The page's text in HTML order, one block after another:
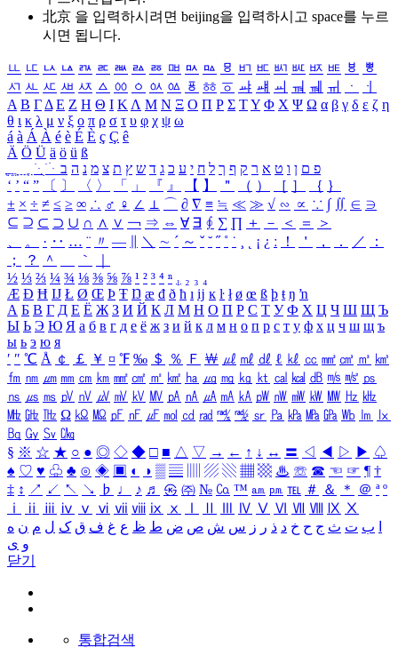
北京 을 입력하시려면 beijing을 입력하시고 space를 누르
시면 됩니다.
ㅥ ㅦ ㅧ ㅨ ㅩ ㅪ ㅫ ㅬ ㅭ ㅮ ㅯ ㅰ ㅱ ㅲ ㅳ ㅴ ㅵ ㅶ ㅷ ㅸ
ㅹ
ㅺ ㅻ ㅼ ㅽ ㅾ ㅿ ㆀ ㆁ ㆂ ㆃ ㆄ ㆅ ㆆ ㆇ ㆈ ㆉ ㆊ ㆋ ㆌ ㆍ
ㆎ
Α Β ΓΔ Ε Ζ Η Θ Ι ΚΛ Μ Ν Ξ Ο Π Ρ Σ ΤΥ Φ Χ Ψ Ω α β γ δ ε ζ η
θ ι κ λ μ ν ξ ο π ρ σ τ υ φ χ ψ ω
á à Á À é è É È ç Ç ê
Ä Ö Ü ä ö ü ß
ִֶֹ ֻּ ׁׂ פ ם ן ו ט א ר ק ף ך ל ח י ע כ ג ד ש ץ ת צ מ נ ה ב
‘ ’ “ ” 〔 〕 〈 〉 「 」 『 』 【 】 ＂ （ ） ［ ］ ｛ ｝
± × ÷ ≠ ≤ ≥ ∞ ∴ ♂ ♀ ∠ ⊥ ⌒ ∂ ∇ ≡ ≒ ≪ ≫ √ ∽ ∝ ∵ ∫ ∬ ∈ ∋
⊆ ⊇ ⊂ ⊃ ∪ ∩ ∧ ∨ ￢ ⇒ ⇔ ∀ ∃ ∮ ∑ ∏ ＋ － ＜ ＝
＞
、
。 · ‥ … ¨ 〃 ― ＼ ∼ ´ ～ ˇ ˘ ˝ ˚ ˙ ¸ ¡ ¿ ː ！ ＇ ， ． ／
：
；
？ ＾ ｀
½ ⅓ ⅔ ¼ ¾ ⅛ ⅜ ⅝ ⅞ ¹ ² ³ ⁴ ⁿ ₁ ₂ ₃ ₄
Æ Ð Ħ Ĳ Ł Ø Œ Þ Ŧ Ŋ æ đ ð ħ ı ĳ ĸ ŀ ł ø œ ß þ ŧ ŋ ŉ
А Б В Г Д Е Ё Ж З И Й К Л М Н О П Р С Т У Ф Х Ц Ч Ш Щ Ъ
Ы Ь Э Ю Я а б в г д е ё ж з и й к л м н о п р с т у ф х ц ч ш щ ъ
ы ь э ю я
′ ″ ℃ Å ￠ ￡ ￥ ¤ ℉ ‰ ＄ ％ Ｆ ￦ ㎕ ㎖ ㎗ ℓ ㎘ ㏄ ㎣ ㎤ ㎥ ㎦
㎙ ㎚ ㎛ ㎜ ㎝ ㎞ ㎟ ㎠ ㎡ ㎢ ㏊ ㎍ ㎎ ㎏ ㏏ ㎈ ㎉ ㏈ ㎧ ㎨ ㎰
㎱ ㎲ ㎳ ㎴ ㎵ ㎶ ㎷ ㎸ ㎹ ㎀ ㎁ ㎂ ㎃ ㎄ ㎺ ㎻ ㎽ ㎾ ㎿ ㎐ ㎑
㎒ ㎓ ㎔ Ω ㏀ ㏁ ㎊ ㎋ ㎌ ㏖ ㏅ ㎭ ㎮ ㎯ ㏛ ㎩ ㎪ ㎫ ㎬ ㏝ ㏐
㏓
㏃ ㏉ ㏜ ㏆
§ ※ ☆ ★ ○ ● ◎ ◇ ◆ □ ■ △ ▽ → ← ↑ ↓ ↔ 〓 ◁ ◀ ▷ ▶ ♤
♠ ♡ ♥ ♧ ♣ ⊙ ◈ ▣ ◐ ◑ ▒ ▤ ▨ ▧ ▦ ▩ ♨ ☏ ☎ ☜ ☞ ¶ †
‡ ↕ ↗ ↙ ↖ ↘ ♭ ♩ ♪ ♬ ㉿ ㈜ № ㏇ ™ ㏂ ㏘ ℡ ＃ ＆ ＊ ＠ ª º
ⅰ
ⅱ ⅲ ⅳ ⅴ ⅵ ⅶ ⅷ ⅸ ⅹ Ⅳ Ⅴ Ⅵ Ⅶ Ⅷ Ⅸ Ⅹ
ب ت ث ج ح خ د ذ ر ز س ش ص ض ط ظ ع غ ف ق ک ل م ن ه
و ی
닫기
통합검색